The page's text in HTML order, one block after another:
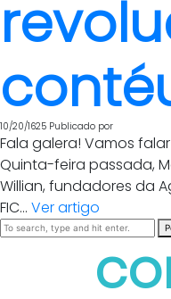
10/20/1625 Publicado por
Fala galera! Vamos
Quinta-feira passada,
Willian, fundadores da
FIC... Ver artigo